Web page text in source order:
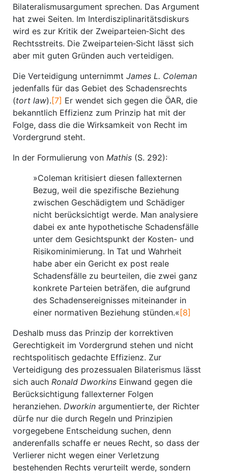
Bilateralismusargument sprechen. Das Argument
hat zwei Seiten. Im Interdisziplinaritätsdiskurs
wird es zur Kritik der Zweiparteien‐Sicht des
Rechtsstreits. Die Zweiparteien‐Sicht lässt sich
aber mit guten Gründen auch verteidigen.
Die Verteidigung unternimmt James L. Coleman
jedenfalls für das Gebiet des Schadensrechts
(tort law). [7] Er wendet sich gegen die ÖAR, die
bekanntlich Effizienz zum Prinzip hat mit der
Folge, dass die die Wirksamkeit von Recht im
Vordergrund steht.
In der Formulierung von Mathis (S. 292):
»Coleman kritisiert diesen fallexternen
Bezug, weil die spezifische Beziehung
zwischen Geschädigtem und Schädiger
nicht berücksichtigt werde. Man analysiere
dabei ex ante hypothetische Schadensfälle
unter dem Gesichtspunkt der Kosten- und
Risikominimierung. In Tat und Wahrheit
habe aber ein Gericht ex post reale
Schadensfälle zu beurteilen, die zwei ganz
konkrete Parteien beträfen, die aufgrund
des Schadensereignisses miteinander in
einer normativen Beziehung stünden.« [8]
Deshalb muss das Prinzip der korrektiven
Gerechtigkeit im Vordergrund stehen und nicht
rechtspolitisch gedachte Effizienz. Zur
Verteidigung des prozessualen Bilaterismus lässt
sich auch Ronald Dworkins Einwand gegen die
Berücksichtigung fallexterner Folgen
heranziehen. Dworkin argumentierte, der Richter
dürfe nur die durch Regeln und Prinzipien
vorgegebene Entscheidung suchen, denn
anderenfalls schaffe er neues Recht, so dass der
Verlierer nicht wegen einer Verletzung
bestehenden Rechts verurteilt werde, sondern